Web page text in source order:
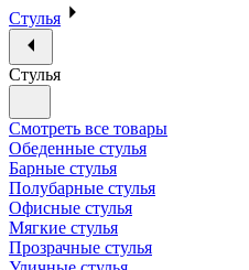
Стулья
Стулья
Смотреть все товары
Обеденные стулья
Барные стулья
Полубарные стулья
Офисные стулья
Мягкие стулья
Прозрачные стулья